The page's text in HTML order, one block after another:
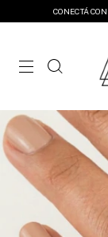
CONECTÁ